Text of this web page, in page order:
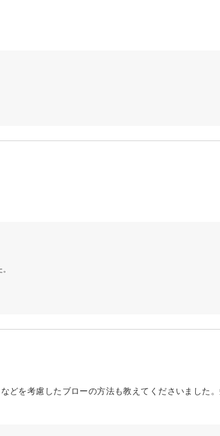
どを考慮したブローの方法も教えてくださいました